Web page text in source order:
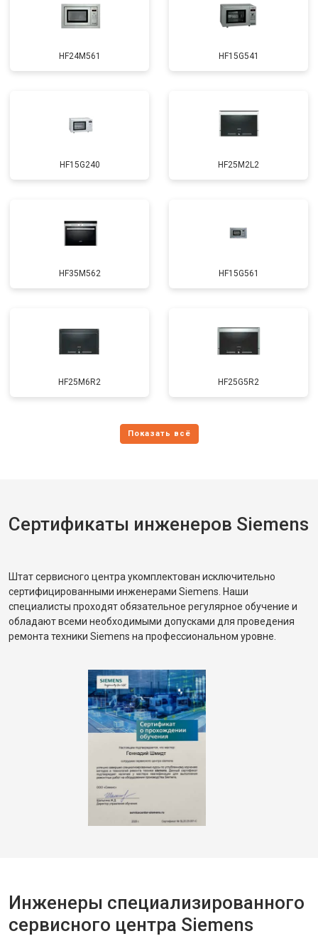
HF24M561 HF15G541
HF15G240 HF25M2L2
HF35M562 HF15G561
HF25M6R2 HF25G5R2
Сертификаты инженеров Siemens
Штат сервисного центра укомплектован исключительно
сертифицированными инженерами Siemens. Наши
специалисты проходят обязательное регулярное обучение и
обладают всеми необходимыми допусками для проведения
ремонта техники Siemens на профессиональном уровне.
Инженеры специализированного
сервисного центра Siemens